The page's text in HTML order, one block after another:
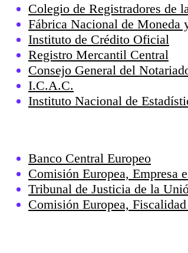
Colegio de Registradores de
Fábrica Nacional de Moneda
Instituto de Crédito Oficial
Registro Mercantil Central
Consejo General del
I.C.A.C.
Instituto Nacional de
Banco Central Europeo
Comisión Europea, Empresa
Tribunal de Justicia de la
Comisión Europea,